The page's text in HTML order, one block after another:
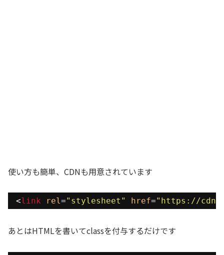
使い方も簡単、CDNも用意されています
<link rel="stylesheet" href="https://
あとはHTMLを書いてclassを付与するだけです